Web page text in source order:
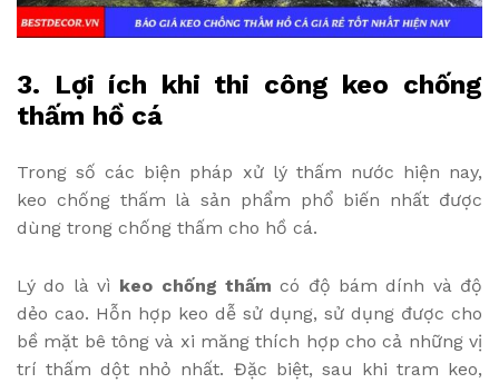
3. Lợi ích khi thi công keo chống
thấm hồ cá
Trong số các biện pháp xử lý thấm nước hiện nay,
keo chống thấm là sản phẩm phổ biến nhất được
dùng trong chống thấm cho hồ cá.
Lý do là vì keo chống thấm có độ bám dính và độ
dẻo cao. Hỗn hợp keo dễ sử dụng, sử dụng được cho
bề mặt bê tông và xi măng thích hợp cho cả những vị
trí thấm dột nhỏ nhất. Đặc biệt, sau khi tram keo,